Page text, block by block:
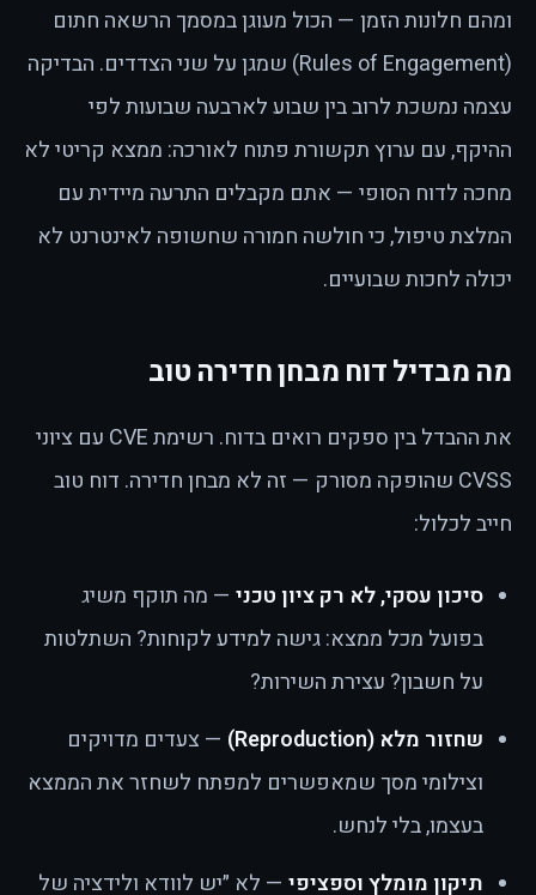
ומהם חלונות הזמן — הכול מעוגן במסמך הרשאה חתום
(Rules of Engagement) שמגן על שני הצדדים. הבדיקה
עצמה נמשכת לרוב בין שבוע לארבעה שבועות לפי
ההיקף, עם ערוץ תקשורת פתוח לאורכה: ממצא קריטי לא
מחכה לדוח הסופי — אתם מקבלים התרעה מיידית עם
המלצת טיפול, כי חולשה חמורה שחשופה לאינטרנט לא
יכולה לחכות שבועיים.
מה מבדיל דוח מבחן חדירה טוב
את ההבדל בין ספקים רואים בדוח. רשימת CVE עם ציוני
CVSS שהופקה מסורק — זה לא מבחן חדירה. דוח טוב
חייב לכלול:
סיכון עסקי, לא רק ציון טכני — מה תוקף משיג
בפועל מכל ממצא: גישה למידע לקוחות? השתלטות
על חשבון? עצירת השירות?
שחזור מלא (Reproduction)
— צעדים מדויקים
וצילומי מסך שמאפשרים למפתח לשחזר את הממצא
בעצמו, בלי לנחש.
תיקון מומלץ וספציפי — לא ״יש לוודא ולידציה של